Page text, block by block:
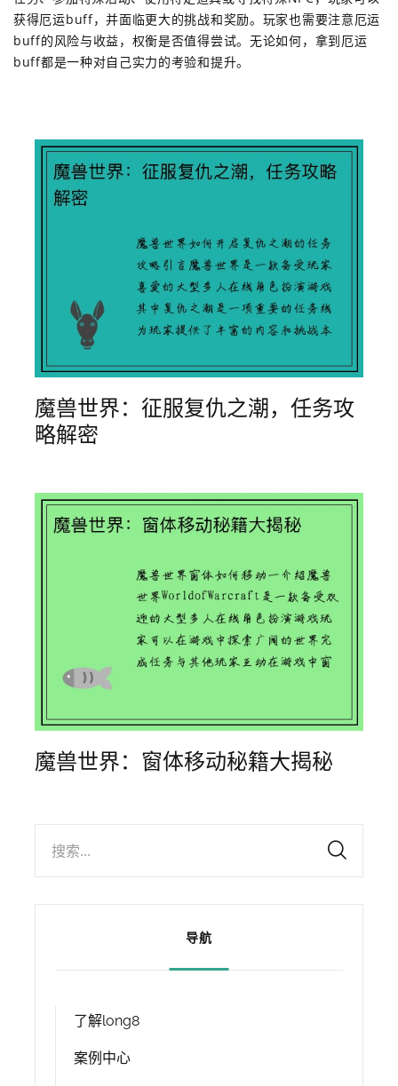
获得厄运buff，并面临更大的挑战和奖励。玩家也需要注意厄运
buff的风险与收益，权衡是否值得尝试。无论如何，拿到厄运
buff都是一种对自己实力的考验和提升。
魔兽世界：征服复仇之潮，任务攻
略解密
魔兽世界：窗体移动秘籍大揭秘
搜索...
导航
了解long8
案例中心